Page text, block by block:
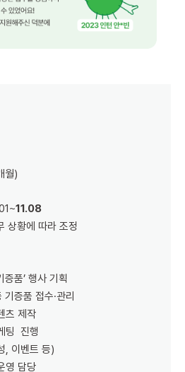
월)
11.08
상황에 따라 조정
증품’ 행사 기획
증품 접수·관리
츠 제작
팅 진행
, 이벤트 등)
영 담당